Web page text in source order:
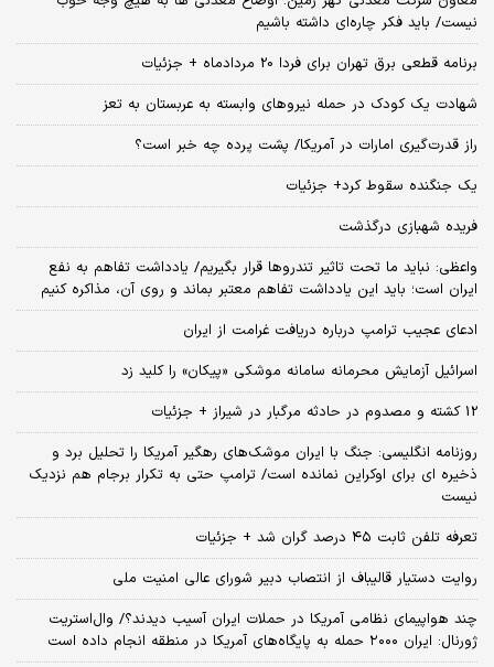
نیست/ باید فکر چاره‌ای داشته باشیم
برنامه قطعی برق تهران برای فردا 20 مردادماه + جزئیات
شهادت یک کودک در حمله نیروهای وابسته به عربستان به تعز
راز قدرت‌گیری امارات در آمریکا/ پشت پرده چه خبر است؟
یک جنگنده سقوط کرد+ جزئیات
فریده شهبازی درگذشت
واعظی: نباید ما تحت تاثیر تندروها قرار بگیریم/ یادداشت تفاهم به نفع
ایران است؛ باید این یادداشت تفاهم معتبر بماند و روی آن، مذاکره کنیم
ادعای عجیب ترامپ درباره دریافت غرامت از ایران
اسرائیل آزمایش محرمانه سامانه موشکی «پیکان» را کلید زد
12 کشته و مصدوم در حادثه مرگبار در شیراز + جزئیات
روزنامه انگلیسی: جنگ با ایران موشک‌های رهگیر آمریکا را تحلیل برد و
ذخیره ای برای اوکراین نمانده است/ ترامپ حتی به تکرار برجام هم نزدیک
نیست
تعرفه تلفن ثابت ۴۵ درصد گران شد + جزئیات
روایت دستیار قالیباف از انتصاب دبیر شورای عالی امنیت ملی
چند هواپیمای نظامی آمریکا در حملات ایران آسیب دیدند؟/ وال‌استریت
ژورنال: ایران ۲۰۰۰ حمله به پایگاه‌های آمریکا در منطقه انجام داده است